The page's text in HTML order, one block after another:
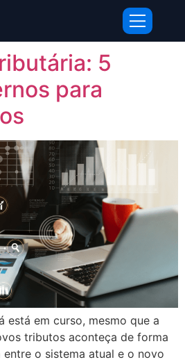
5
para
está em curso, mesmo que a
tributos aconteça de forma
o sistema atual e o novo